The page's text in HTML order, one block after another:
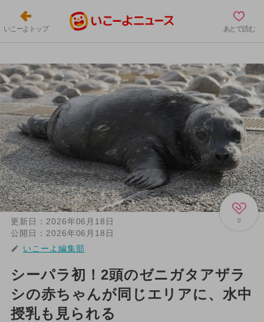
いこーよトップ あとで読む
0
更新日： 2026年06月18日
公開日： 2026年06月18日
いこーよ編集部
シーパラ初！2頭のゼニガタアザラ
シの赤ちゃんが同じエリアに、水中
授乳も見られる